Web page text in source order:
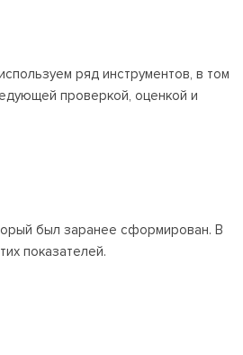
ряд инструментов, в том
проверкой, оценкой и
был заранее сформирован. В
показателей.